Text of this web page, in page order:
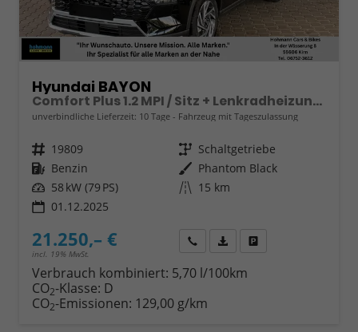
Hyundai BAYON
Comfort Plus 1.2 MPI / Sitz + Lenkradheizung PDC V&H Kamera LED Tempomat Keyless Alu 16"
unverbindliche Lieferzeit: 10 Tage Fahrzeug mit Tageszulassung
Fahrzeugnr. 19809 Getriebe Schaltgetriebe
Kraftstoff Benzin Außenfarbe Phantom Black
Leistung 58 kW (79 PS) Kilometerstand 15 km
01.12.2025
21.250,– €
incl. 19% MwSt.
Wir rufen Sie anFahrzeugexposé (PDF)
Verbrauch kombiniert: 5,70 l/100km
CO2-Klasse: D
CO2-Emissionen: 129,00 g/km